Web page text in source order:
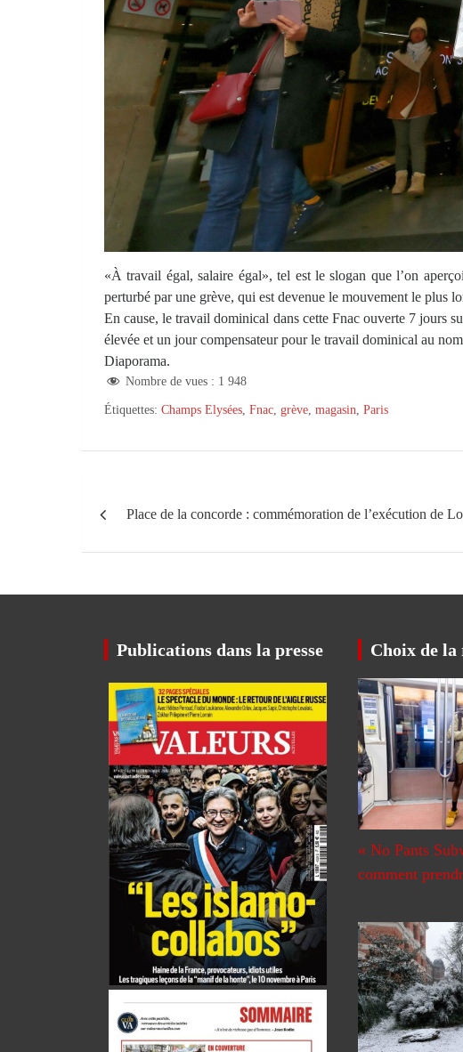
«À travail égal, salaire égal», tel est le slogan que l’on
perturbé par une grève, qui est devenue le mouvement le plus
En cause, le travail dominical dans cette Fnac ouverte 7 jours
élevée et un jour compensateur pour le travail dominical au
Diaporama.
Nombre de vues : 1 948
Étiquettes: Champs Elysées Fnac grève magasin Paris
de
l’article
Place de la concorde : commémoration de l’exécution de
Publications dans la presse Choix de la
« No Pants
comment